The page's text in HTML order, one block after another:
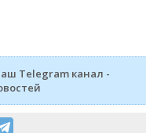
Telegram канал -